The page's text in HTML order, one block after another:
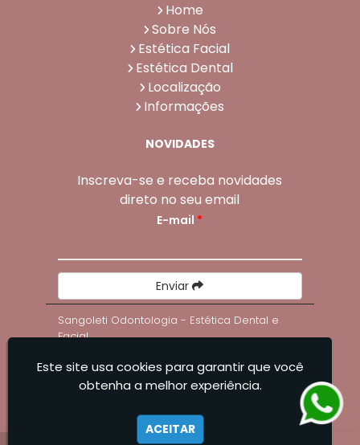
Home
Sobre Nós
Estética Facial
Estética Dental
Localização
Informações
NOVIDADES
Inscreva-se e receba novidades
direto no seu email
E-mail *
Enviar
Sangoleti Odontologia - Estética Dental e
Facial
Este site usa cookies para garantir que você
obtenha a melhor experiência.
ACEITAR